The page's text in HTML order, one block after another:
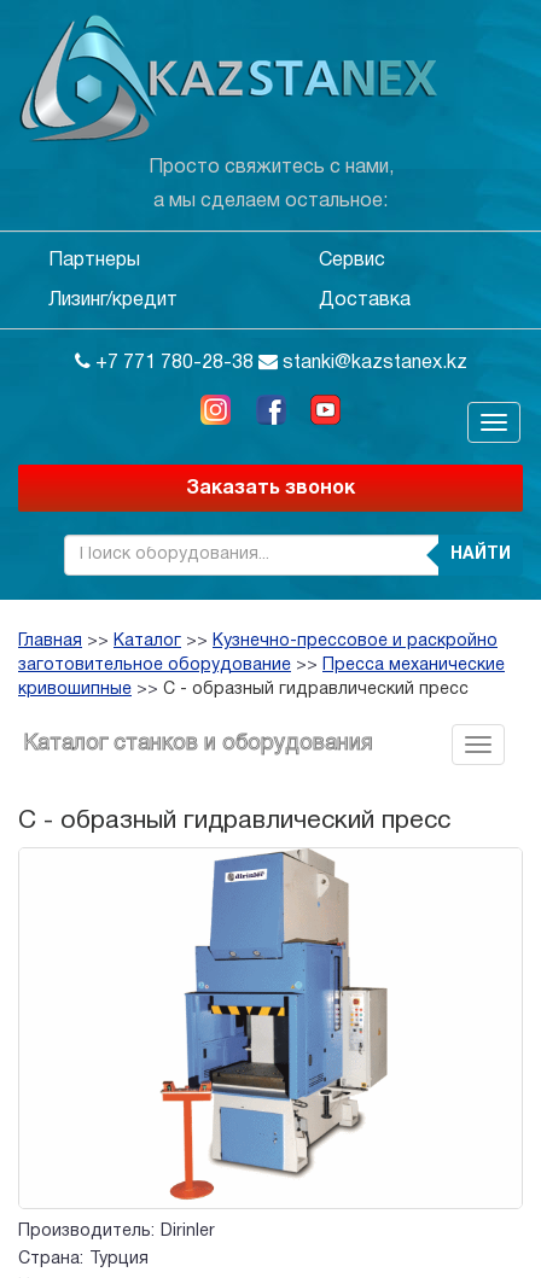
Просто свяжитесь с нами,
а мы сделаем остальное:
Партнеры Сервис
Лизинг/кредит Доставка
+7 771 780-28-38 stanki@kazstanex.kz
Заказать звонок
НАЙТИ
Главная >> Каталог >> Кузнечно-прессовое и раскройно
заготовительное оборудование >>
Пресса механические
кривошипные >> С - образный гидравлический пресс
Каталог станков и оборудования
С - образный гидравлический пресс
Производитель:
Dirinler
Страна:
Турция